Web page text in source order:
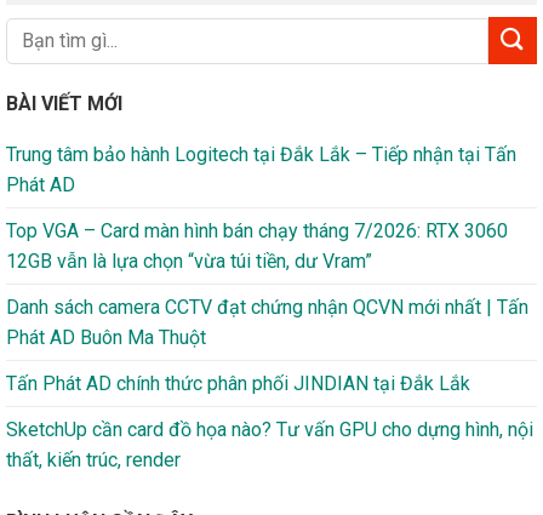
BÀI VIẾT MỚI
Trung tâm bảo hành Logitech tại Đắk Lắk – Tiếp nhận tại Tấn
Phát AD
Top VGA – Card màn hình bán chạy tháng 7/2026: RTX 3060
12GB vẫn là lựa chọn “vừa túi tiền, dư Vram”
Danh sách camera CCTV đạt chứng nhận QCVN mới nhất | Tấn
Phát AD Buôn Ma Thuột
Tấn Phát AD chính thức phân phối JINDIAN tại Đắk Lắk
SketchUp cần card đồ họa nào? Tư vấn GPU cho dựng hình, nội
thất, kiến trúc, render